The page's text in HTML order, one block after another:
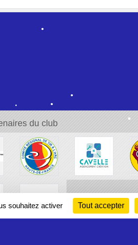
du club
•
•
• •
• •
•
•
souhaitez activer Tout accepter